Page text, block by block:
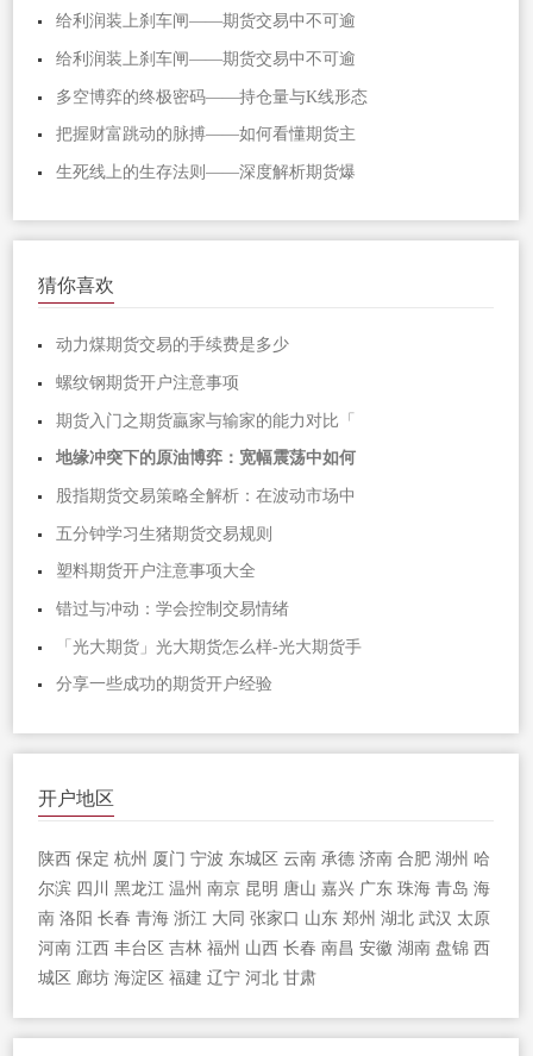
给利润装上刹车闸——期货交易中不可逾
给利润装上刹车闸——期货交易中不可逾
多空博弈的终极密码——持仓量与K线形态
把握财富跳动的脉搏——如何看懂期货主
生死线上的生存法则——深度解析期货爆
猜你喜欢
动力煤期货交易的手续费是多少
螺纹钢期货开户注意事项
期货入门之期货贏家与输家的能力对比「
地缘冲突下的原油博弈：宽幅震荡中如何
股指期货交易策略全解析：在波动市场中
五分钟学习生猪期货交易规则
塑料期货开户注意事项大全
错过与冲动：学会控制交易情绪
「光大期货」光大期货怎么样-光大期货手
分享一些成功的期货开户经验
开户地区
陕西 保定 杭州 厦门 宁波 东城区 云南 承德 济南 合肥 湖州 哈
尔滨 四川 黑龙江 温州 南京 昆明 唐山 嘉兴 广东 珠海 青岛 海
南 洛阳 长春 青海 浙江 大同 张家口 山东 郑州 湖北 武汉 太原
河南 江西 丰台区 吉林 福州 山西 长春 南昌 安徽 湖南 盘锦 西
城区 廊坊 海淀区 福建 辽宁 河北 甘肃